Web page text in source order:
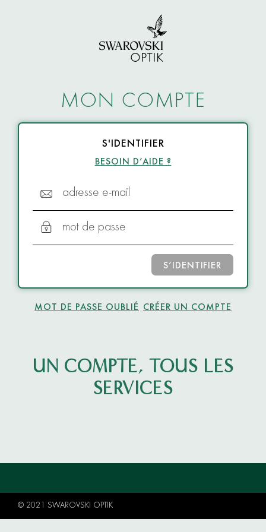
MON COMPTE
S'IDENTIFIER
BESOIN D’AIDE ?
adresse e-mail
mot de passe
S’IDENTIFIER
MOT DE PASSE OUBLIÉ CRÉER UN COMPTE
UN COMPTE, TOUS LES
SERVICES
© 2021 SWAROVSKI OPTIK